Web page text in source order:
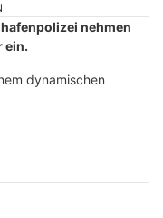
nehmen
ein.
dynamischen